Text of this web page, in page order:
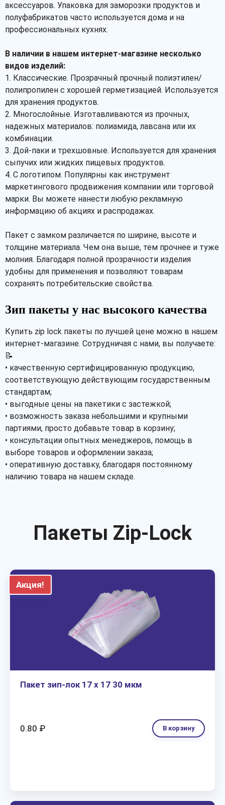
аксессуаров. Упаковка для заморозки продуктов и
полуфабрикатов часто используется дома и на
профессиональных кухнях.
В наличии в нашем интернет-магазине несколько
видов изделий:
1. Классические. Прозрачный прочный полиэтилен/
полипропилен с хорошей герметизацией. Используется
для хранения продуктов.
2. Многослойные. Изготавливаются из прочных,
надежных материалов: полиамида, лавсана или их
комбинации.
3. Дой-паки и трехшовные. Используется для хранения
сыпучих или жидких пищевых продуктов.
4. С логотипом. Популярны как инструмент
маркетингового продвижения компании или торговой
марки. Вы можете нанести любую рекламную
информацию об акциях и распродажах.
Пакет с замком различается по ширине, высоте и
толщине материала. Чем она выше, тем прочнее и туже
молния. Благодаря полной прозрачности изделия
удобны для применения и позволяют товарам
сохранять потребительские свойства.
Зип пакеты у нас высокого качества
Купить zip lock пакеты по лучшей цене можно в нашем
интернет-магазине. Сотрудничая с нами, вы получаете:
📝
• качественную сертифицированную продукцию,
соответствующую действующим государственным
стандартам;
• выгодные цены на пакетики с застежкой;
• возможность заказа небольшими и крупными
партиями, просто добавьте товар в корзину;
• консультации опытных менеджеров, помощь в
выборе товаров и оформлении заказа;
• оперативную доставку, благодаря постоянному
наличию товара на нашем складе.
Пакеты Zip-Lock
Акция!
Пакет зип-лок 17 х 17 30 мкм
0.80 ₽ В корзину